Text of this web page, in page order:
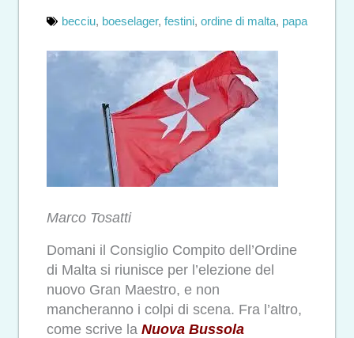
becciu, boeselager, festini, ordine di malta, papa
Marco Tosatti
Domani il Consiglio Compito dell’Ordine
di Malta si riunisce per l’elezione del
nuovo Gran Maestro, e non
mancheranno i colpi di scena. Fra l’altro,
come scrive la Nuova Bussola